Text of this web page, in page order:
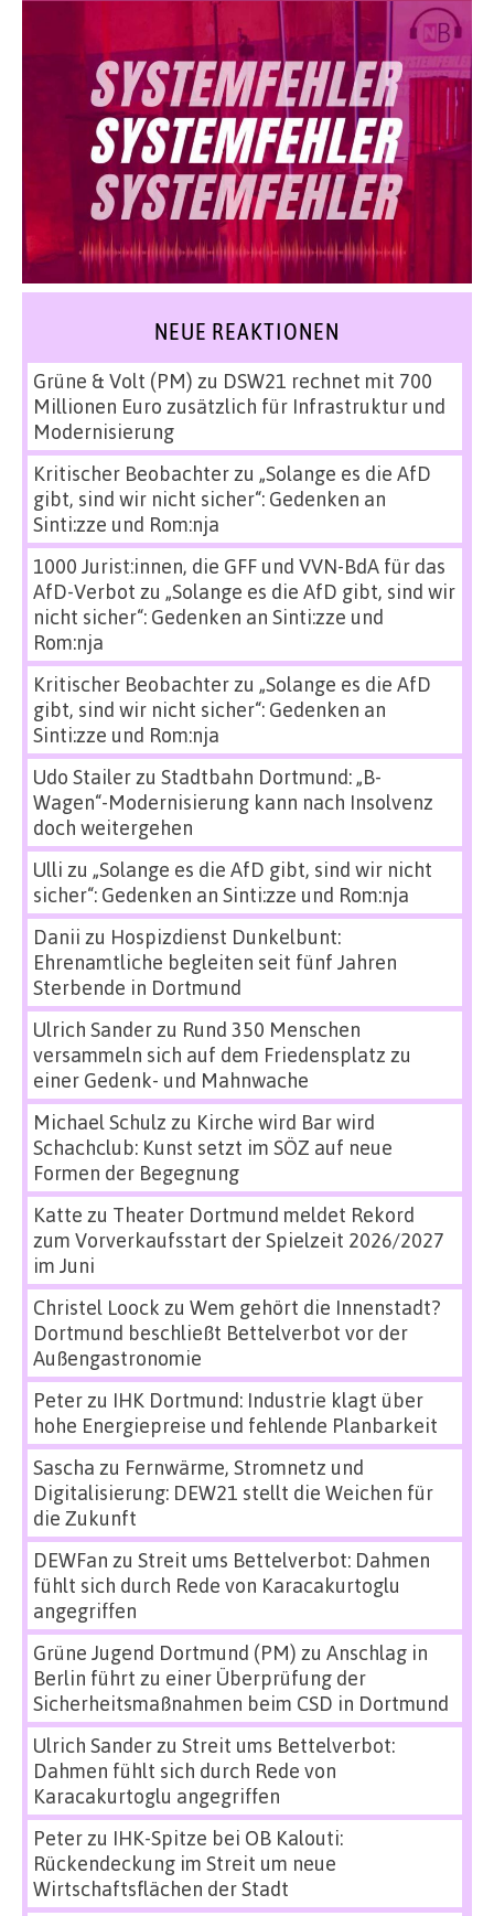
NEUE REAKTIONEN
Grüne & Volt (PM) zu DSW21 rechnet mit 700
Millionen Euro zusätzlich für Infrastruktur und
Modernisierung
Kritischer Beobachterzu „Solange es die AfD
gibt, sind wir nicht sicher“: Gedenken an
Sinti:zze und Rom:nja
1000 Jurist:innen, die GFF und VVN-BdA für das
AfD-Verbot zu „Solange es die AfD gibt, sind wir
nicht sicher“: Gedenken an Sinti:zze und
Rom:nja
Kritischer Beobachterzu „Solange es die AfD
gibt, sind wir nicht sicher“: Gedenken an
Sinti:zze und Rom:nja
Udo Stailerzu Stadtbahn Dortmund: „B-
Wagen“-Modernisierung kann nach Insolvenz
doch weitergehen
Ulli zu „Solange es die AfD gibt, sind wir nicht
sicher“: Gedenken an Sinti:zze und Rom:nja
Danii zu Hospizdienst Dunkelbunt:
Ehrenamtliche begleiten seit fünf Jahren
Sterbende in Dortmund
Ulrich Sanderzu Rund 350 Menschen
versammeln sich auf dem Friedensplatz zu
einer Gedenk- und Mahnwache
Michael Schulz zu Kirche wird Bar wird
Schachclub: Kunst setzt im SÖZ auf neue
Formen der Begegnung
Katte zu Theater Dortmund meldet Rekord
zum Vorverkaufsstart der Spielzeit 2026/2027
im Juni
Christel Loock zu Wem gehört die Innenstadt?
Dortmund beschließt Bettelverbot vor der
Außengastronomie
Peterzu IHK Dortmund: Industrie klagt über
hohe Energiepreise und fehlende Planbarkeit
Sascha zu Fernwärme, Stromnetz und
Digitalisierung: DEW21 stellt die Weichen für
die Zukunft
DEWFan zu Streit ums Bettelverbot: Dahmen
fühlt sich durch Rede von Karacakurtoglu
angegriffen
Grüne Jugend Dortmund (PM) zu Anschlag in
Berlin führt zu einer Überprüfung der
Sicherheitsmaßnahmen beim CSD in Dortmund
Ulrich Sanderzu Streit ums Bettelverbot:
Dahmen fühlt sich durch Rede von
Karacakurtoglu angegriffen
Peterzu IHK-Spitze bei OB Kalouti:
Rückendeckung im Streit um neue
Wirtschaftsflächen der Stadt